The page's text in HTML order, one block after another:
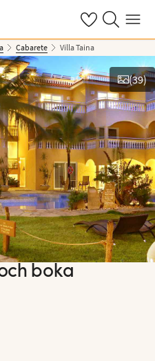
Se dinaSök på ving.se
Meny
Cabarete Villa Taina
(39)
boka